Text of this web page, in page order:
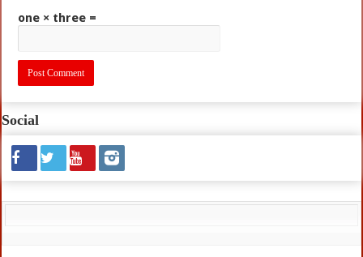
one × three =
Social